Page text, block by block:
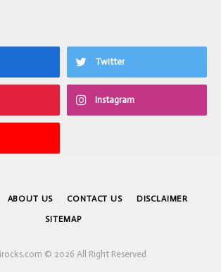
Twitter
Instagram
ABOUT US CONTACT US DISCLAIMER
SITEMAP
© 2026 All Right Reserved